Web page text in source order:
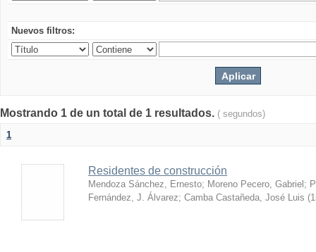
Nuevos filtros:
Mostrando 1 de un total de 1 resultados. ( segundos)
1
Residentes de construcción
Mendoza Sánchez, Ernesto; Moreno Pecero, Gabriel ;
Fernández, J. Álvarez; Camba Castañeda, José Luis (